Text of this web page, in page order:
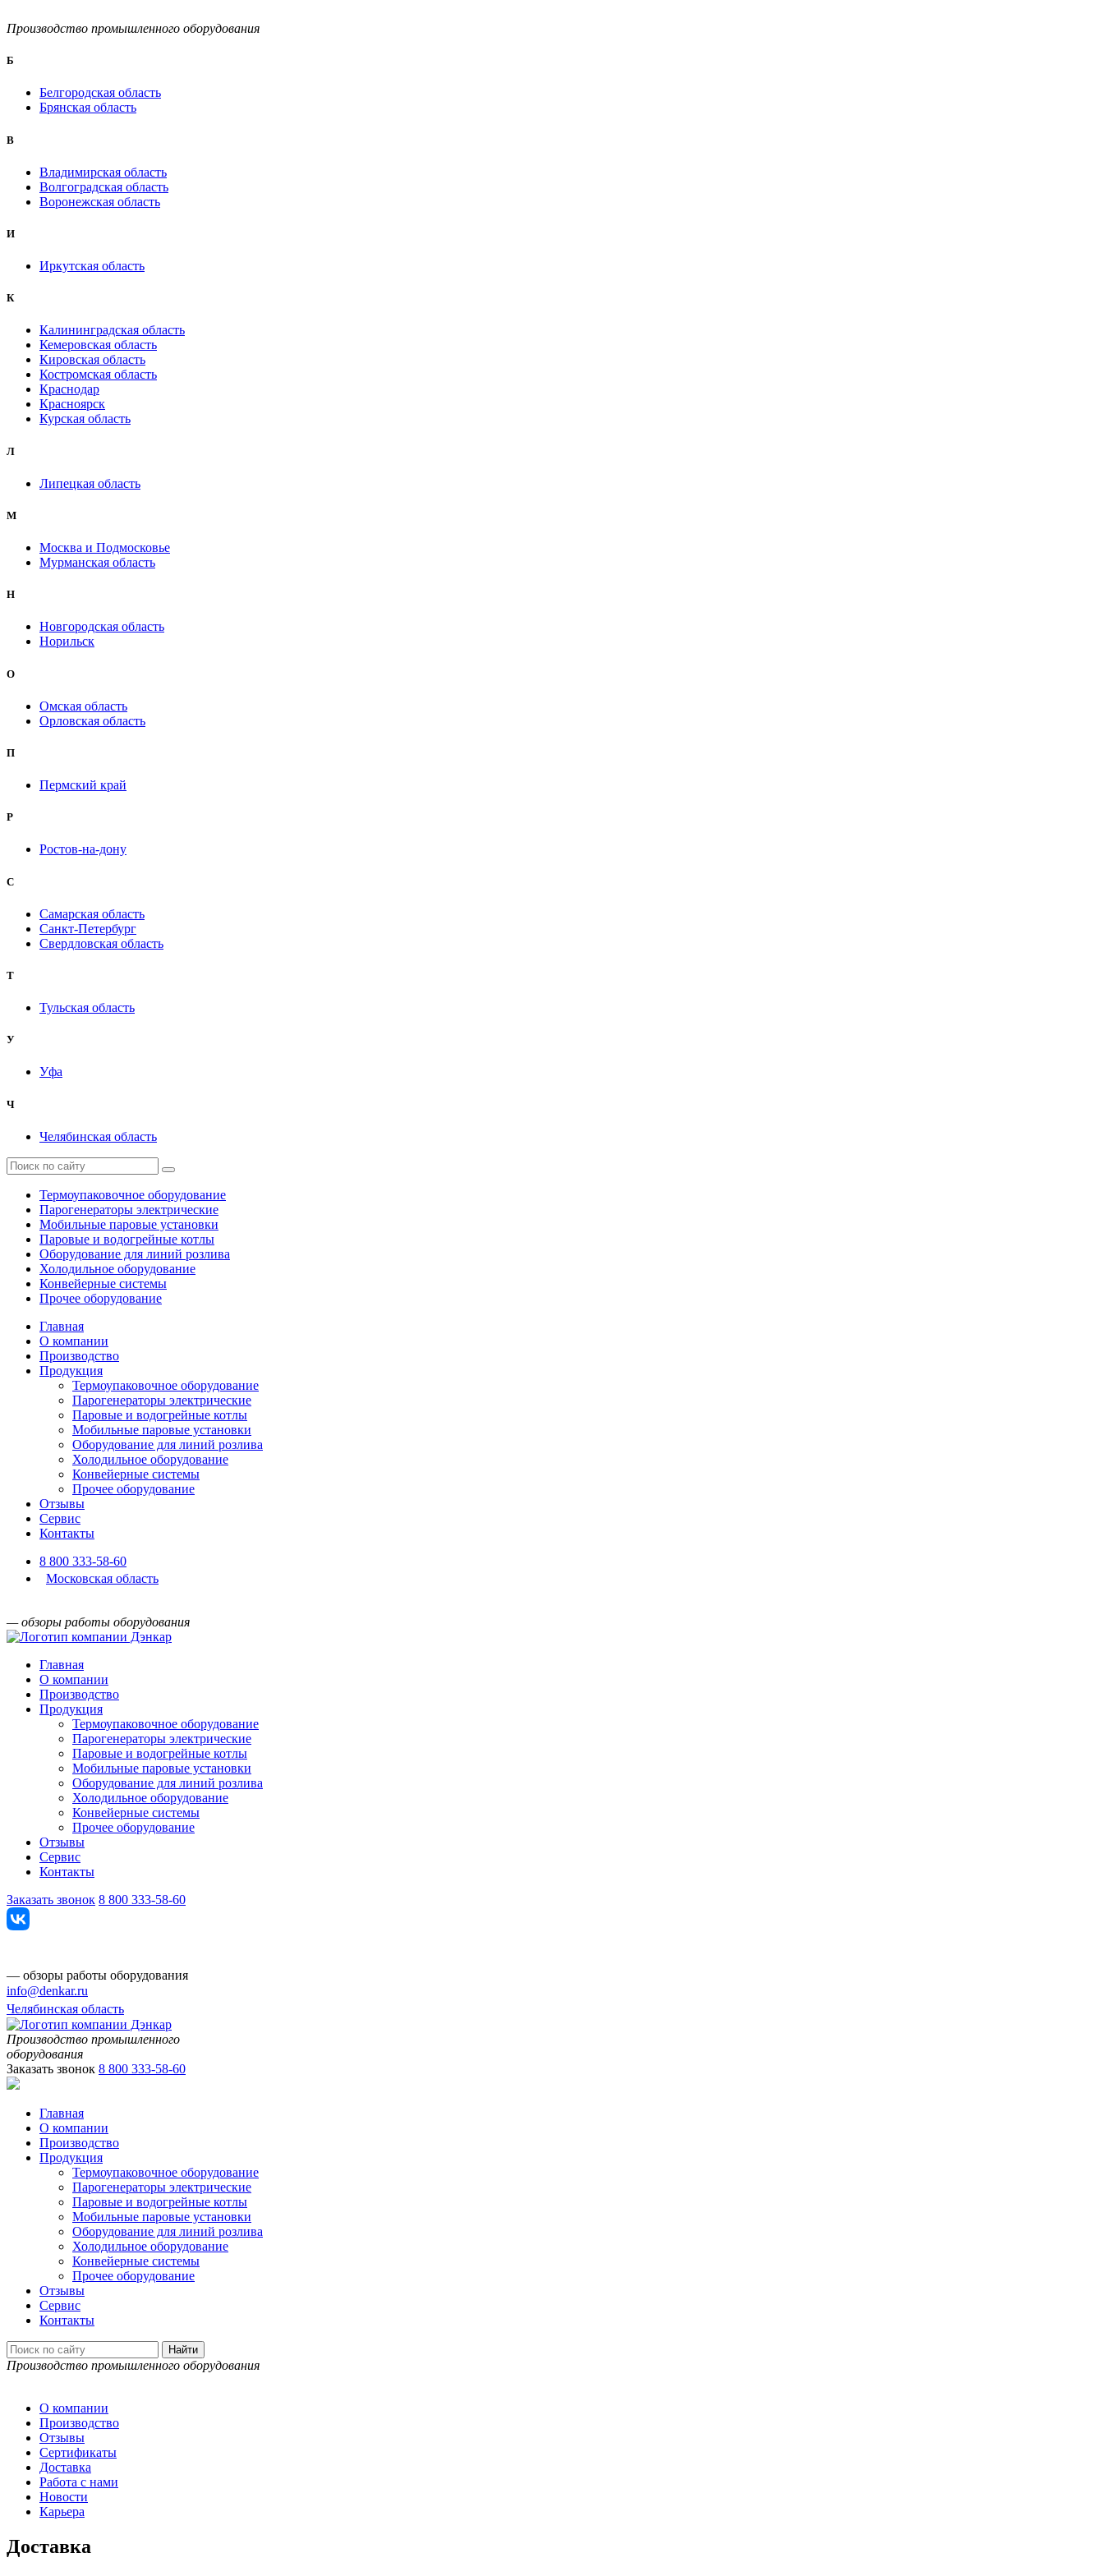
Производство промышленного оборудования
Б
Белгородская область
Брянская область
B
Владимирская область
Волгоградская область
Воронежская область
И
Иркутская область
К
Калининградская область
Кемеровская область
Кировская область
Костромская область
Краснодар
Красноярск
Курская область
Л
Липецкая область
М
Москва и Подмосковье
Мурманская область
Н
Новгородская область
Норильск
О
Омская область
Орловская область
П
Пермский край
Р
Ростов-на-дону
С
Самарская область
Санкт-Петербург
Свердловская область
Т
Тульская область
У
Уфа
Ч
Челябинская область
Термоупаковочное оборудование
Парогенераторы электрические
Мобильные паровые установки
Паровые и водогрейные котлы
Оборудование для линий розлива
Холодильное оборудование
Конвейерные системы
Прочее оборудование
Главная
О компании
Производство
Продукция
Термоупаковочное оборудование
Парогенераторы электрические
Паровые и водогрейные котлы
Мобильные паровые установки
Оборудование для линий розлива
Холодильное оборудование
Конвейерные системы
Прочее оборудование
Отзывы
Сервис
Контакты
8 800 333-58-60
Московская область
— обзоры работы оборудования
Главная
О компании
Производство
Продукция
Термоупаковочное оборудование
Парогенераторы электрические
Паровые и водогрейные котлы
Мобильные паровые установки
Оборудование для линий розлива
Холодильное оборудование
Конвейерные системы
Прочее оборудование
Отзывы
Сервис
Контакты
Заказать звонок 8 800 333-58-60
— обзоры работы оборудования
info@denkar.ru
Челябинская область
Производство промышленного
оборудования
Заказать звонок 8 800 333-58-60
Главная
О компании
Производство
Продукция
Термоупаковочное оборудование
Парогенераторы электрические
Паровые и водогрейные котлы
Мобильные паровые установки
Оборудование для линий розлива
Холодильное оборудование
Конвейерные системы
Прочее оборудование
Отзывы
Сервис
Контакты
Производство промышленного оборудования
О компании
Производство
Отзывы
Сертификаты
Доставка
Работа с нами
Новости
Карьера
Доставка